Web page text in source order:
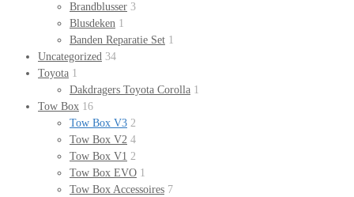
Brandblusser 3
Blusdeken 1
Banden Reparatie Set 1
Uncategorized 34
Toyota 1
Dakdragers Toyota Corolla 1
Tow Box 16
Tow Box V3 2
Tow Box V2 4
Tow Box V1 2
Tow Box EVO 1
Tow Box Accessoires 7